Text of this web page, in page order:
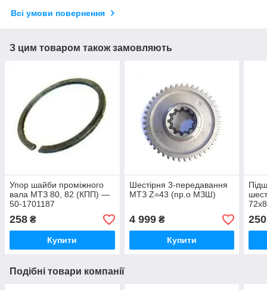
Всі умови повернення
З цим товаром також замовляють
Упор шайби проміжного
вала МТЗ 80, 82 (КПП) —
50-1701187
258 ₴
Купити
Шестірня 3-передавання
МТЗ Z=43 (пр.о МЗШ)
4 999₴
Купити
250
Подібні товари компанії